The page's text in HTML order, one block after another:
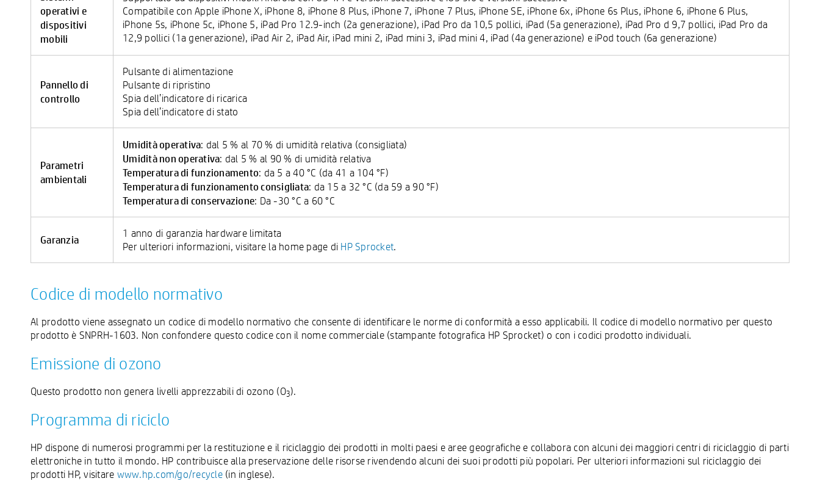
operativi e
dispositivi
mobili
Compatibile con Apple iPhone X, iPhone 8, iPhone 8 Plus, iPhone 7, iPhone 7 Plus, iPhone SE, iPhone 6x, iPhone 6s Plus, iPhone 6, iPhone 6 Plus,
iPhone 5s, iPhone 5c, iPhone 5, iPad Pro 12.9-inch (2a generazione), iPad Pro da 10,5 pollici, iPad (5a generazione), iPad Pro d 9,7 pollici, iPad Pro da
12,9 pollici (1a generazione), iPad Air 2, iPad Air, iPad mini 2, iPad mini 3, iPad mini 4, iPad (4a generazione) e iPod touch (6a generazione)
Pannello di
controllo
Pulsante di alimentazione
Pulsante di ripristino
Spia dell’indicatore di ricarica
Spia dell’indicatore di stato
Parametri
ambientali
Umidità operativa: dal 5 % al 70 % di umidità relativa (consigliata)
Umidità non operativa: dal 5 % al 90 % di umidità relativa
Temperatura di funzionamento: da 5 a 40 °C (da 41 a 104 °F)
Temperatura di funzionamento consigliata: da 15 a 32 °C (da 59 a 90 °F)
Temperatura di conservazione: Da -30 °C a 60 °C
Garanzia
1 anno di garanzia hardware limitata
Per ulteriori informazioni, visitare la home page di HP Sprocket.
Codice di modello normativo
Al prodotto viene assegnato un codice di modello normativo che consente di identificare le norme di conformità a esso applicabili. Il codice di modello normativo per questo
prodotto è SNPRH-1603. Non confondere questo codice con il nome commerciale (stampante fotografica HP Sprocket) o con i codici prodotto individuali.
Emissione di ozono
Questo prodotto non genera livelli apprezzabili di ozono (O3).
Programma di riciclo
HP dispone di numerosi programmi per la restituzione e il riciclaggio dei prodotti in molti paesi e aree geografiche e collabora con alcuni dei maggiori centri di riciclaggio di parti
elettroniche in tutto il mondo. HP contribuisce alla preservazione delle risorse rivendendo alcuni dei suoi prodotti più popolari. Per ulteriori informazioni sul riciclaggio dei
prodotti HP, visitare www.hp.com/go/recycle(in inglese).